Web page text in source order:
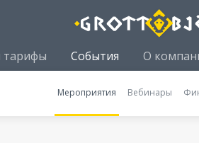
тарифы События О
Мероприятия Вебинары